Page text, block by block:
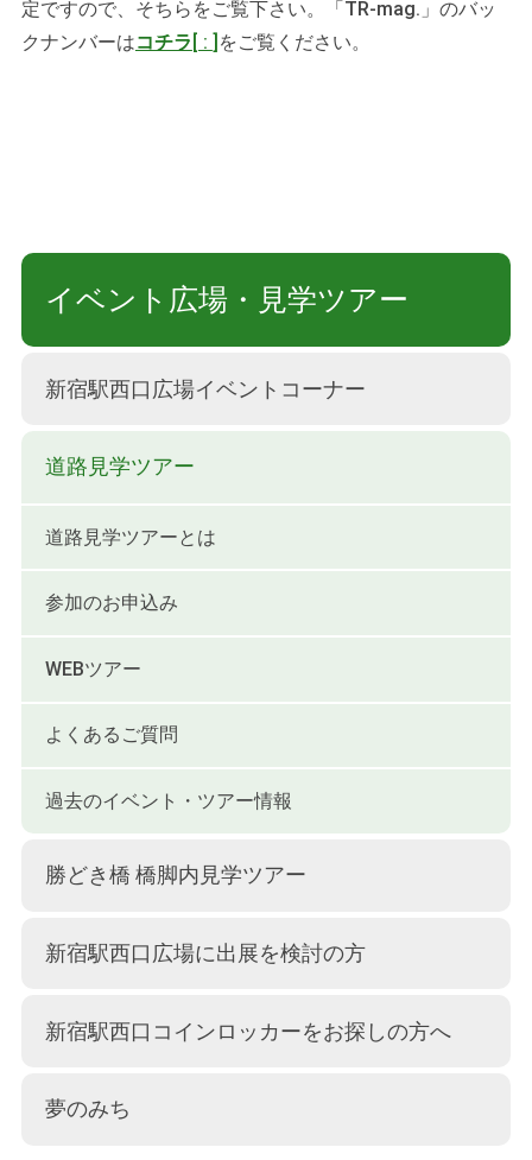
定ですので、そちらをご覧下さい。「TR-mag.」のバッ
クナンバーはコチラ : をご覧ください。
イベント広場・見学ツアー
新宿駅西口広場イベントコーナー
道路見学ツアー
道路見学ツアーとは
参加のお申込み
WEBツアー
よくあるご質問
過去のイベント・ツアー情報
勝どき橋 橋脚内見学ツアー
新宿駅西口広場に出展を検討の方
新宿駅西口コインロッカーをお探しの方へ
夢のみち